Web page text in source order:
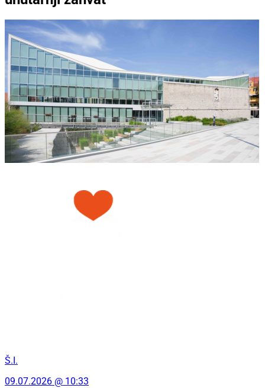
Š.I.
09.07.2026 @ 10:33